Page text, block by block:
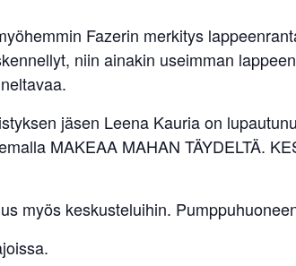
Fazerin merkitys
niin ainakin useimman
jäsen Leena Kauria on
MAKEAA MAHAN TÄYDELTÄ.
myös keskusteluihin.